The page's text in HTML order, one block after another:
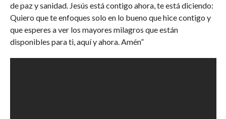
de paz y sanidad. Jesús está contigo ahora, te está diciendo:
Quiero que te enfoques solo en lo bueno que hice contigo y
que esperes a ver los mayores milagros que están
disponibles para ti, aquí y ahora. Amén”